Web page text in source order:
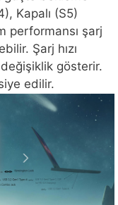
Kapalı (S5)
performansı şarj
Şarj hızı
gösterir.
edilir.